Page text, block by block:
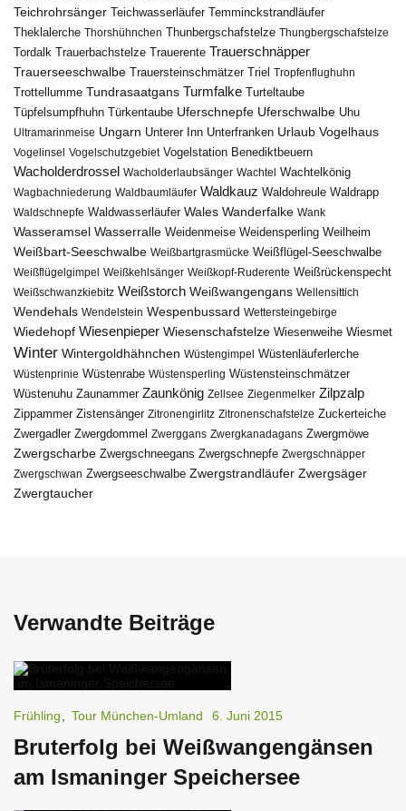
Teichrohrsänger Teichwasserläufer Temminckstrandläufer
Theklalerche Thorshühnchen Thunbergschafstelze Thungbergschafstelze
Tordalk Trauerbachstelze Trauerente Trauerschnäpper
Trauerseeschwalbe Trauersteinschmätzer Triel Tropfenflughuhn
Trottellumme Tundrasaatgans Turmfalke Turteltaube
Tüpfelsumpfhuhn Türkentaube Uferschnepfe Uferschwalbe Uhu
Ultramarinmeise Ungarn Unterer Inn Unterfranken Urlaub Vogelhaus
Vogelinsel Vogelschutzgebiet Vogelstation Benediktbeuern
Wacholderdrossel Wacholderlaubsänger Wachtel Wachtelkönig
Wagbachniederung Waldbaumläufer Waldkauz Waldohreule Waldrapp
Waldschnepfe Waldwasserläufer Wales Wanderfalke Wank
Wasseramsel Wasserralle Weidenmeise Weidensperling Weilheim
Weißbart-Seeschwalbe Weißbartgrasmücke Weißflügel-Seeschwalbe
Weißflügelgimpel Weißkehlsänger Weißkopf-Ruderente Weißrückenspecht
Weißschwanzkiebitz Weißstorch Weißwangengans Wellensittich
Wendehals Wendelstein Wespenbussard Wettersteingebirge
Wiedehopf Wiesenpieper Wiesenschafstelze Wiesenweihe Wiesmet
Winter Wintergoldhähnchen Wüstengimpel Wüstenläuferlerche
Wüstenprinie Wüstenrabe Wüstensperling Wüstensteinschmätzer
Wüstenuhu Zaunammer Zaunkönig Zellsee Ziegenmelker Zilpzalp
Zippammer Zistensänger Zitronengirlitz Zitronenschafstelze Zuckerteiche
Zwergadler Zwergdommel Zwerggans Zwergkanadagans Zwergmöwe
Zwergscharbe Zwergschneegans Zwergschnepfe Zwergschnäpper
Zwergschwan Zwergseeschwalbe Zwergstrandläufer Zwergsäger
Zwergtaucher
Verwandte Beiträge
Frühling Tour München-Umland 6. Juni 2015
Bruterfolg bei Weißwangengänsen
am Ismaninger Speichersee